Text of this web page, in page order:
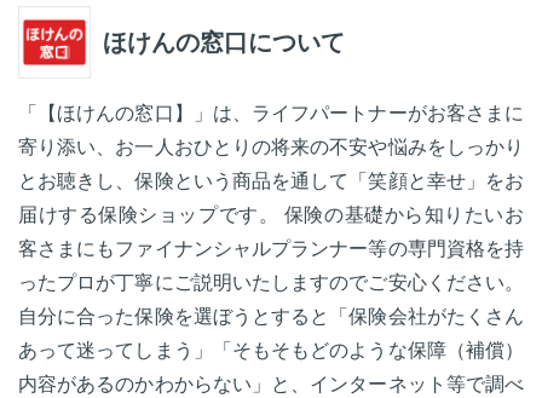
ほけんの窓口について
「【ほけんの窓口】」は、ライフパートナーがお客さまに
寄り添い、お一人おひとりの将来の不安や悩みをしっかり
とお聴きし、保険という商品を通して「笑顔と幸せ」をお
届けする保険ショップです。 保険の基礎から知りたいお
客さまにもファイナンシャルプランナー等の専門資格を持
ったプロが丁寧にご説明いたしますのでご安心ください。
自分に合った保険を選ぼうとすると「保険会社がたくさん
あって迷ってしまう」「そもそもどのような保障（補償）
内容があるのかわからない」と、インターネット等で調べ